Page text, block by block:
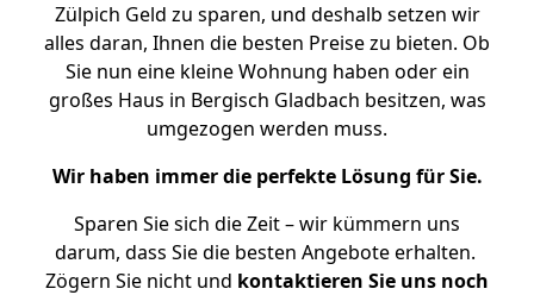
Zülpich Geld zu sparen, und deshalb setzen wir
alles daran, Ihnen die besten Preise zu bieten. Ob
Sie nun eine kleine Wohnung haben oder ein
großes Haus in Bergisch Gladbach besitzen, was
umgezogen werden muss.
Wir haben immer die perfekte Lösung für Sie.
Sparen Sie sich die Zeit – wir kümmern uns
darum, dass Sie die besten Angebote erhalten.
Zögern Sie nicht und kontaktieren Sie uns noch